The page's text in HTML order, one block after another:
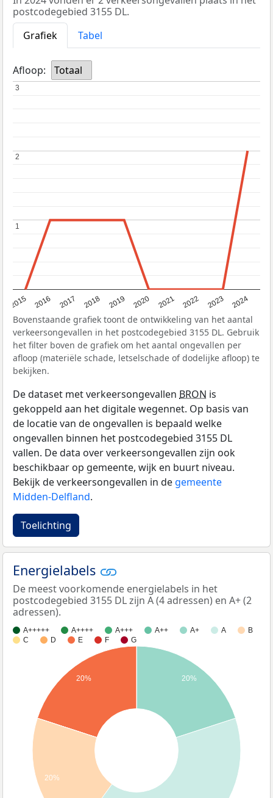
postcodegebied 3155 DL.
Grafiek
Tabel
Afloop: Totaal
2015 2016 2017 2018 2019 2020 2021 2022 2023 2024
11
2
2
3
3
Bovenstaande grafiek toont de ontwikkeling van het aantal
verkeersongevallen in het postcodegebied 3155 DL. Gebruik
het filter boven de grafiek om het aantal ongevallen per
afloop (materiële schade, letselschade of dodelijke afloop) te
bekijken.
De dataset met verkeersongevallen BRON is
gekoppeld aan het digitale wegennet. Op basis van
de locatie van de ongevallen is bepaald welke
ongevallen binnen het postcodegebied 3155 DL
vallen. De data over verkeersongevallen zijn ook
beschikbaar op gemeente, wijk en buurt niveau.
Bekijk de verkeersongevallen in de gemeente
Midden-Delfland.
Toelichting
Energielabels
De meest voorkomende energielabels in het
postcodegebied 3155 DL zijn A (4 adressen) en A+ (2
adressen).
A+++++ A++++ A+++ A++ A+ A
B
C
D E F G
20%
20%
20%